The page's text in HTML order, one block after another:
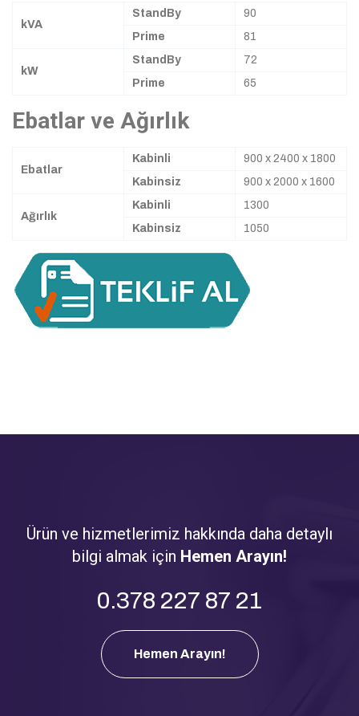
kVA
StandBy
90
Prime
81
kW
StandBy
72
Prime
65
Ebatlar ve Ağırlık
Ebatlar
Kabinli
900 x 2400 x 1800
Kabinsiz
900 x 2000 x 1600
Ağırlık
Kabinli
1300
Kabinsiz
1050
Ürün ve hizmetlerimiz hakkında daha detaylı
bilgi almak için Hemen Arayın!
0.378 227 87 21
Hemen Arayın!